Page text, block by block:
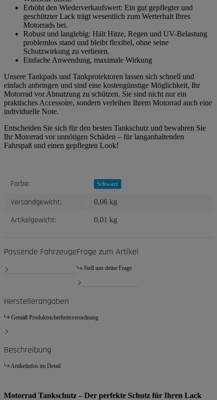
Erhöht den Wiederverkaufswert: Ein gut gepflegter und
geschützter Lack trägt wesentlich zum Werterhalt Ihres
Motorrads bei.
Robust und langlebig: Hält Hitze, Regen und UV-Belastung
problemlos stand und bleibt flexibel, ohne seine
Schutzwirkung zu verlieren.
Einfache Anwendung, maximale Wirkung
Unsere Tankpads und Tankprotektoren lassen sich schnell und
einfach anbringen und sind eine kostengünstige Möglichkeit, Ihr
Motorrad vor Abnutzung zu schützen. Sie sind nicht nur ein
praktisches Accessoire, sondern verleihen Ihrem Motorrad auch eine
individuelle Note.
Entscheiden Sie sich für den besten Tankschutz und bewahren Sie
Ihr Motorrad vor unnötigen Schäden – für langanhaltenden
Fahrspaß und einen gepflegten Look!
Produkteigenschaft
Wert
Farbe: Schwarz
Versandgewicht: 0,06 kg
Artikelgewicht: 0,01 kg
Passende FahrzeugeFrage zum Artikel
Stell uns deine Frage
Herstellerangaben
Gemäß Produktsicherheitsverordnung
Beschreibung
Artikelinfos im Detail
Motorrad Tankschutz – Der perfekte Schutz für Ihren Lack